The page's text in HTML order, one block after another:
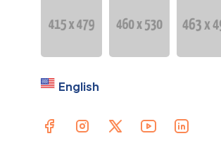
English